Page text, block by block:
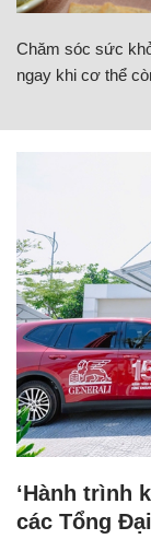
Chăm sóc sức
ngay khi cơ thể
‘Hành trình
các Tổng